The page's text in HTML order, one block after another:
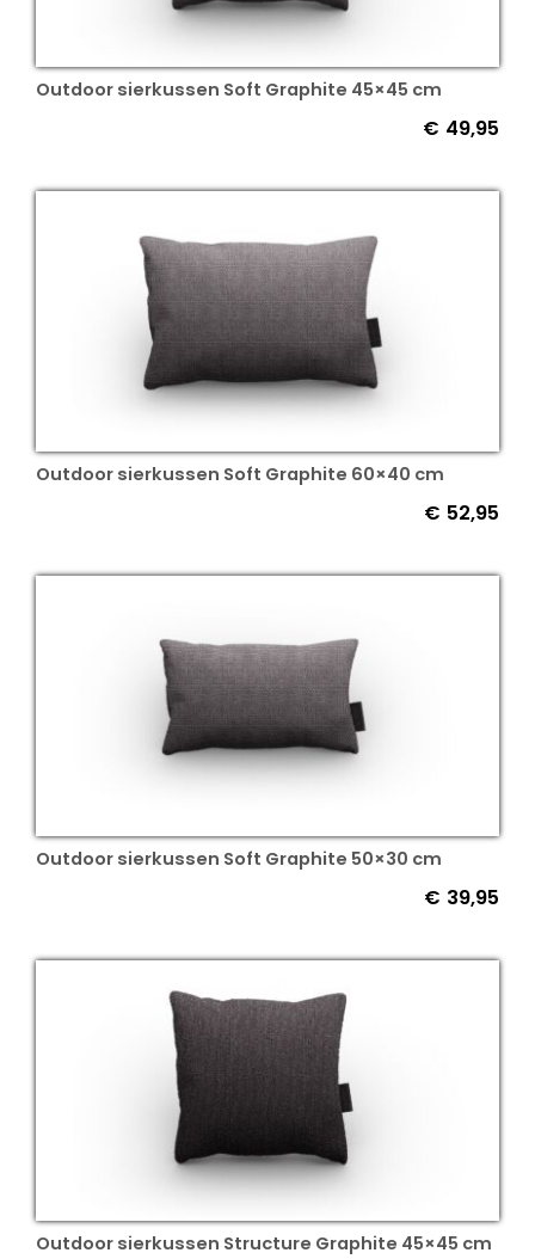
Outdoor sierkussen Soft Graphite 45×45 cm
€ 49,95
Outdoor sierkussen Soft Graphite 60×40 cm
€ 52,95
Outdoor sierkussen Soft Graphite 50×30 cm
€ 39,95
Outdoor sierkussen Structure Graphite 45×45 cm